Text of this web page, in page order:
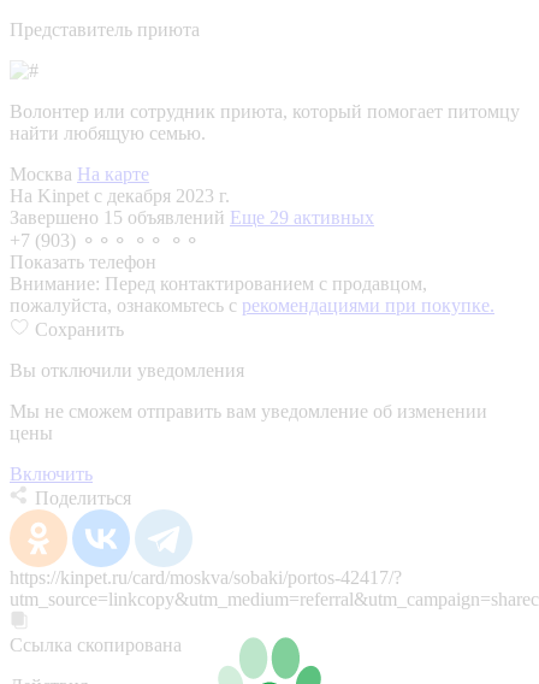
Представитель приюта
Волонтер или сотрудник приюта, который помогает питомцу
найти любящую семью.
Москва На карте
На Kinpet c декабря 2023 г.
Завершено 15 объявлений Еще 29 активных
+7 (903) ⚬⚬⚬ ⚬⚬ ⚬⚬
Показать телефон
Внимание: Перед контактированием с продавцом,
пожалуйста, ознакомьтесь с рекомендациями при покупке.
Сохранить
Вы отключили уведомления
Мы не сможем отправить вам уведомление об изменении
цены
Включить
Поделиться
https://kinpet.ru/card/moskva/sobaki/portos-42417/?
Ссылка скопирована